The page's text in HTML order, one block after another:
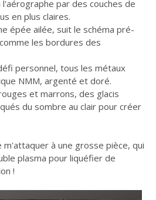
par des couches de
en plus claires.
épée ailée, suit le schéma pré-
les bordures des
personnel, tous les métaux
NMM, argenté et doré.
et marrons, des glacis
du sombre au clair pour créer
m'attaquer à une grosse pièce, qui
plasma pour liquéfier de
!